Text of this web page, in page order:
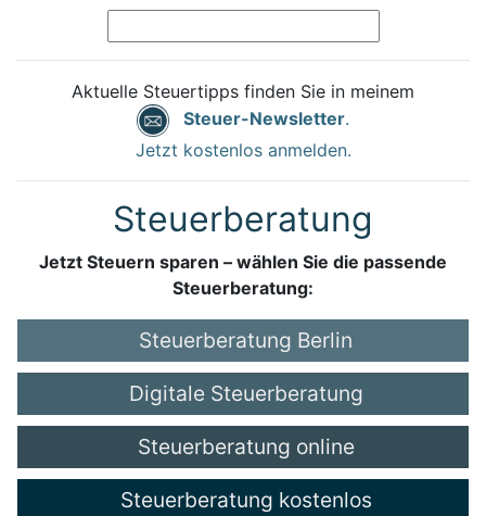
Aktuelle Steuertipps finden Sie in meinem
Steuer-Newsletter.
Jetzt kostenlos anmelden.
Steuerberatung
Jetzt Steuern sparen – wählen Sie die passende
Steuerberatung:
Steuerberatung Berlin
Digitale Steuerberatung
Steuerberatung online
Steuerberatung kostenlos